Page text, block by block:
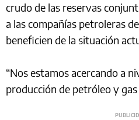
crudo de las reservas
a las compañías petroleras
beneficien de la situación
“Nos estamos acercando a
producción de petróleo y gas